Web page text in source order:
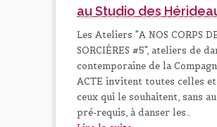
au Studio des
Les Ateliers "A NOS CORPS
SORCIÈRES #5", ateliers de
contemporaine de la
ACTE invitent toutes celles et
ceux qui le souhaitent, sans
pré-requis, à danser les…